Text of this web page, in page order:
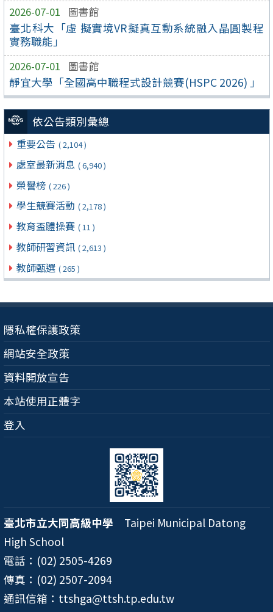
2026-07-01 圖書館
臺北科大「虛 擬實境VR擬真互動系統融入晶圓製程
實務職能」
2026-07-01 圖書館
靜宜大學「全國高中職程式設計競賽(HSPC 2026) 」
依公告類別彙總
重要公告 ( 2,104 )
處室最新消息 ( 6,940 )
榮譽榜 ( 226 )
學生競賽活動 ( 2,178 )
教育盃體操賽 ( 11 )
教師研習資訊 ( 2,613 )
教師甄選 ( 265 )
隱私權保護政策
網站安全政策
資料開放宣告
本站使用正體字
登入
臺北市立大同高級中學 Taipei Municipal Datong
High School
電話：(02) 2505-4269
傳真：(02) 2507-2094
通訊信箱：ttshga@ttsh.tp.edu.tw